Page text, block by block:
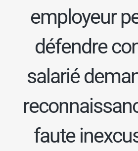
employeur
défendre
salarié
faute